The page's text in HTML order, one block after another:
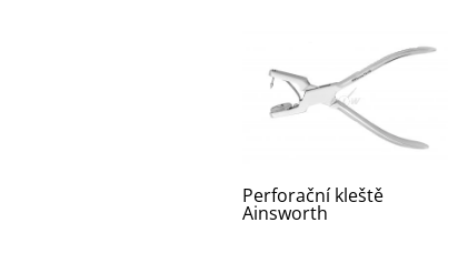
Perforační kleště
Ainsworth